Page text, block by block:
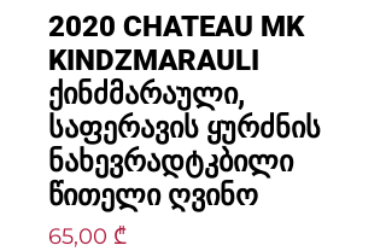
2020 CHATEAU MK
KINDZMARAULI
ქინძმარაული,
საფერავის ყურძნის
ნახევრადტკბილი
წითელი ღვინო
65,00 ₾Price